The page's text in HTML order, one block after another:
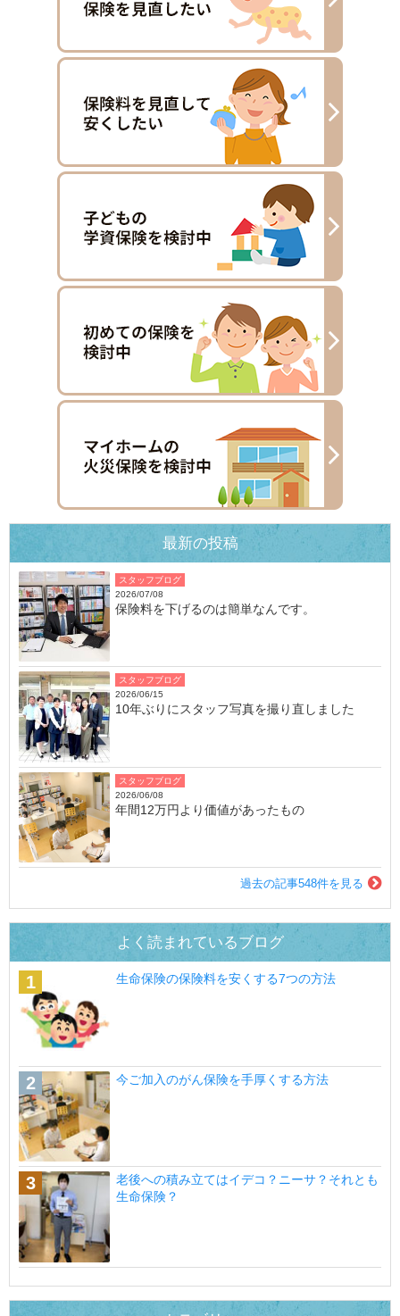
最新の投稿
スタッフブログ
2026/07/08
保険料を下げるのは簡単なんです。
スタッフブログ
2026/06/15
10年ぶりにスタッフ写真を撮り直しました
スタッフブログ
2026/06/08
年間12万円より価値があったもの
過去の記事548件を見る
よく読まれているブログ
生命保険の保険料を安くする7つの方法
今ご加入のがん保険を手厚くする方法
老後への積み立てはイデコ？ニーサ？それとも
生命保険？